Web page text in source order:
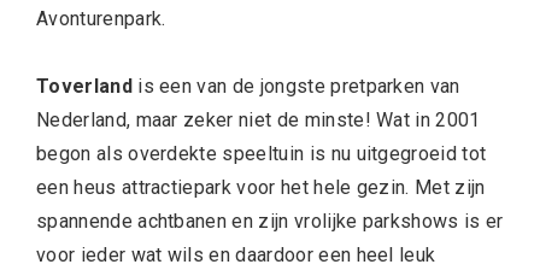
Avonturenpark.
Toverlandis een van de jongste pretparken van
Nederland, maar zeker niet de minste! Wat in 2001
begon als overdekte speeltuin is nu uitgegroeid tot
een heus attractiepark voor het hele gezin. Met zijn
spannende achtbanen en zijn vrolijke parkshows is er
voor ieder wat wils en daardoor een heel leuk